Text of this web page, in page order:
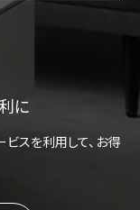
に
スを利用して、お得